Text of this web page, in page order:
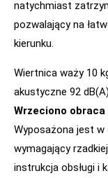
natychmiast
pozwalający na
kierunku.
Wiertnica waży 10
akustyczne 92
Wrzeciono
Wyposażona jest w
wymagający
instrukcja obsługi i